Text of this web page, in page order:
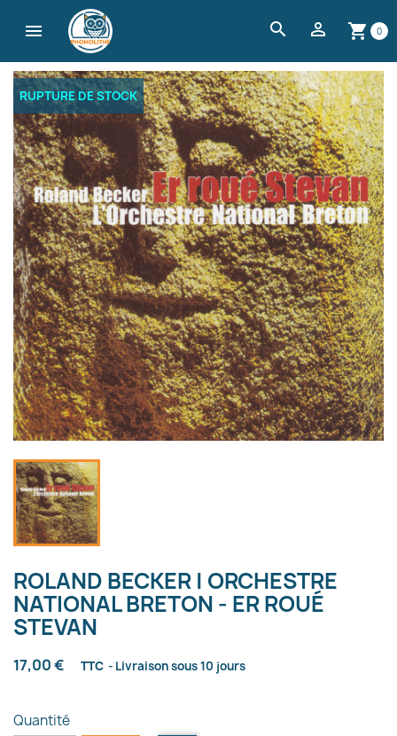
 search  shopping_cart 0
RUPTURE DE STOCK
ROLAND BECKER | ORCHESTRE
NATIONAL BRETON - ER ROUÉ
STEVAN
17,00 € TTC Livraison sous 10 jours
Quantité